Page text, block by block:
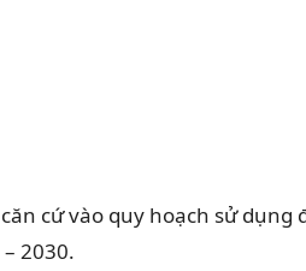
vào quy hoạch sử dụng đất
2030.